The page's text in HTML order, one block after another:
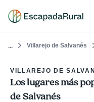
... Villarejo de Salvanés
VILLAREJO DE
Los lugares más
de Salvanés